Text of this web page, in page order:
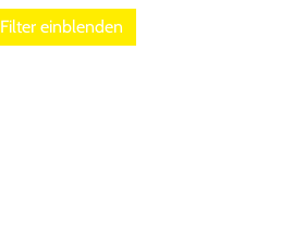
Filter einblenden